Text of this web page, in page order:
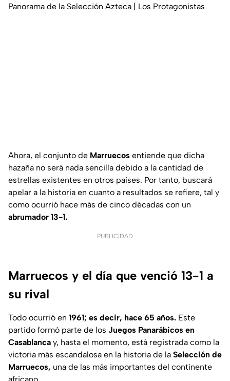
Panorama de la Selección Azteca | Los Protagonistas
Ahora, el conjunto de Marruecos entiende que dicha
hazaña no será nada sencilla debido a la cantidad de
estrellas existentes en otros países. Por tanto, buscará
apelar a la historia en cuanto a resultados se refiere, tal y
como ocurrió hace más de cinco décadas con un
abrumador 13-1.
PUBLICIDAD
Marruecos y el día que venció 13-1 a
su rival
Todo ocurrió en 1961; es decir, hace 65 años. Este
partido formó parte de los Juegos Panarábicos en
Casablanca y, hasta el momento, está registrada como la
victoria más escandalosa en la historia de la Selección de
Marruecos, una de las más importantes del continente